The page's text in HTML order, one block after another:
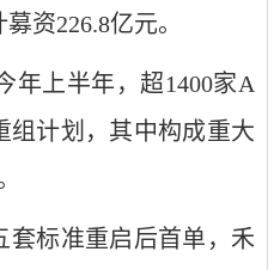
资226.8亿元。
年上半年，超1400家A
组计划，其中构成重大
套标准重启后首单，禾